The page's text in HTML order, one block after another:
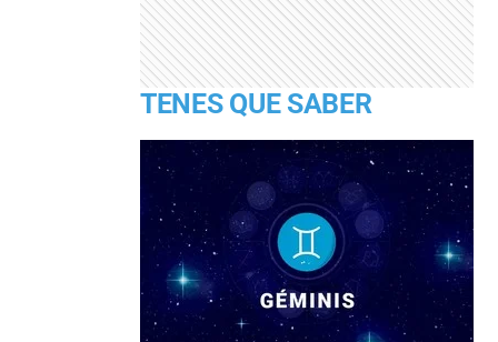
TENES QUE SABER